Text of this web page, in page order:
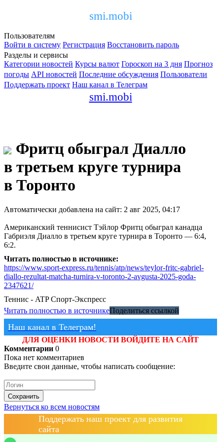
smi.mobi
Пользователям
Войти в систему Регистрация Восстановить пароль
Разделы и сервисы
Категории новостей Курсы валют Гороскоп на 3 дня Прогноз
погоды API новостей Последние обсуждения Пользователи
Поддержать проект Наш канал в Телеграм
smi.mobi
Фритц обыграл Диалло
в третьем круге турнира
в Торонто
Автоматически добавлена на сайт: 2 авг 2025, 04:17
Американский теннисист Тэйлор Фритц обыграл канадца
Габриэля Диалло в третьем круге турнира в Торонто — 6:4,
6:2.
Читать полностью в источнике:
https://www.sport-express.ru/tennis/atp/news/teylor-fritc-gabriel-
diallo-rezultat-matcha-turnira-v-toronto-2-avgusta-2025-goda-
2347621/
Теннис - ATP Спорт-Экспресс
Читать полностью в источникеПоделиться ссылкой
Наш канал в Телеграм!
ДЛЯ ОЦЕНКИ НОВОСТИ ВОЙДИТЕ НА САЙТ
Комментарии 0
Пока нет комментариев
Введите свои данные, чтобы написать сообщение:
Сохранить
Вернуться ко всем новостям
Поддержать наш проект для развития
сайта